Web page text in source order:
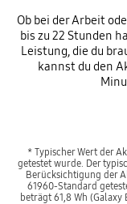
Ob bei der Arbeit
bis zu 22 Stunden
Leistung, die du
kannst du den
* Typischer Wert der
getestet wurde. Der
Berücksichtigung der
61960-Standard
beträgt 61,8 Wh (Galaxy